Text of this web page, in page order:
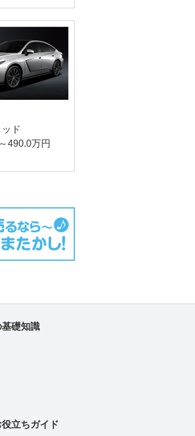
ド
490.0万円
礎知識
立ちガイド